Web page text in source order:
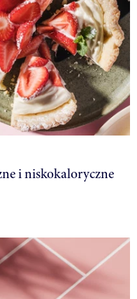
i niskokaloryczne